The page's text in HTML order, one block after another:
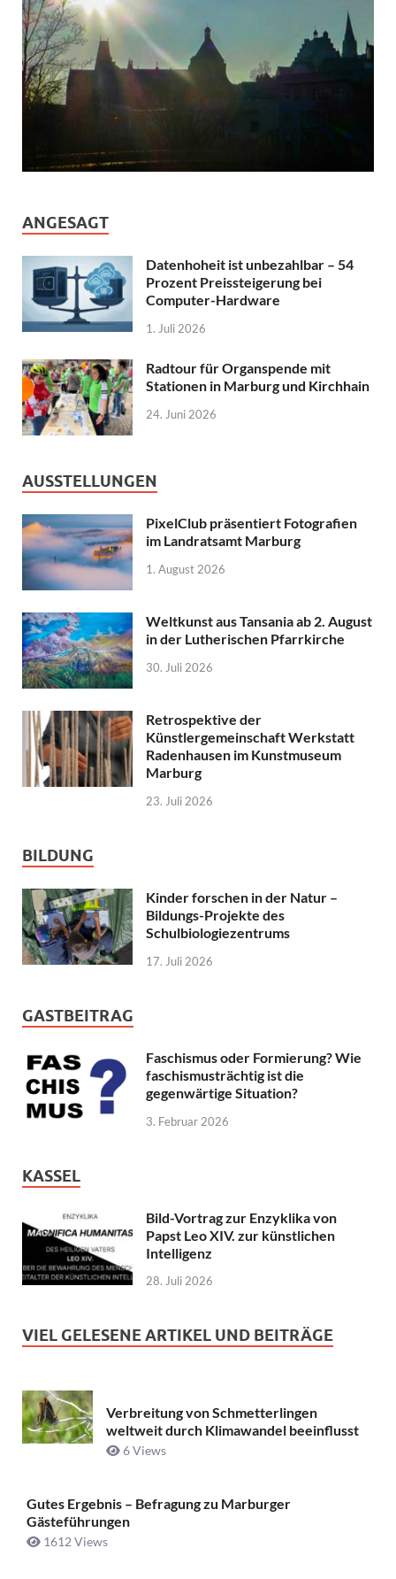
ANGESAGT
Datenhoheit ist unbezahlbar – 54
Prozent Preissteigerung bei
Computer-Hardware
1. Juli 2026
Radtour für Organspende mit
Stationen in Marburg und Kirchhain
24. Juni 2026
AUSSTELLUNGEN
PixelClub präsentiert Fotografien
im Landratsamt Marburg
1. August 2026
Weltkunst aus Tansania ab 2. August
in der Lutherischen Pfarrkirche
30. Juli 2026
Retrospektive der
Künstlergemeinschaft Werkstatt
Radenhausen im Kunstmuseum
Marburg
23. Juli 2026
BILDUNG
Kinder forschen in der Natur –
Bildungs-Projekte des
Schulbiologiezentrums
17. Juli 2026
GASTBEITRAG
Faschismus oder Formierung? Wie
faschismusträchtig ist die
gegenwärtige Situation?
3. Februar 2026
KASSEL
Bild-Vortrag zur Enzyklika von
Papst Leo XIV. zur künstlichen
Intelligenz
28. Juli 2026
VIEL GELESENE ARTIKEL UND BEITRÄGE
Verbreitung von Schmetterlingen
weltweit durch Klimawandel beeinflusst
6 Views
Gutes Ergebnis – Befragung zu Marburger
Gästeführungen
1612 Views